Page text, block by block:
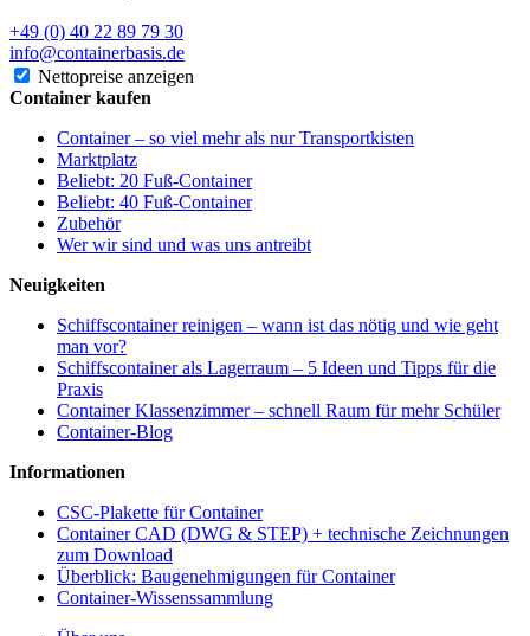
+49 (0) 40 22 89 79 30
info@containerbasis.de
Nettopreise anzeigen
Container kaufen
Container – so viel mehr als nur Transportkisten
Marktplatz
Beliebt: 20 Fuß-Container
Beliebt: 40 Fuß-Container
Zubehör
Wer wir sind und was uns antreibt
Neuigkeiten
Schiffscontainer reinigen – wann ist das nötig und wie geht
man vor?
Schiffscontainer als Lagerraum – 5 Ideen und Tipps für die
Praxis
Container Klassenzimmer – schnell Raum für mehr Schüler
Container-Blog
Informationen
CSC-Plakette für Container
Container CAD (DWG & STEP) + technische Zeichnungen
zum Download
Überblick: Baugenehmigungen für Container
Container-Wissenssammlung